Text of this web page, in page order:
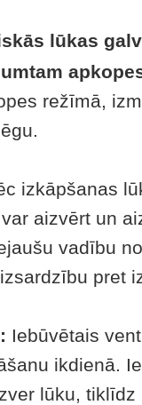
lūkas
režīmā,
izkāpšanas
aizvērt un
vadību
pret
Iebūvētais
ikdienā.
lūku,